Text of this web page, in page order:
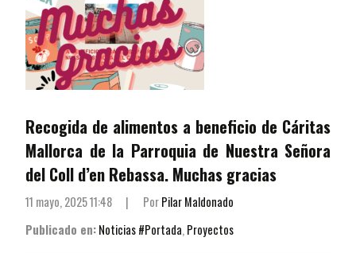
Recogida de alimentos a beneficio de Cáritas
Mallorca de la Parroquia de Nuestra Señora
del Coll d’en Rebassa. Muchas gracias
11 mayo, 2025 11:48 | PorPilar Maldonado
Publicado en:Noticias #Portada, Proyectos